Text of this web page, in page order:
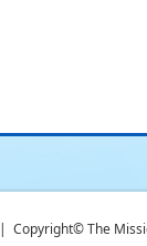
| Copyright© The